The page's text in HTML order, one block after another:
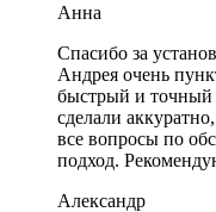
Анна
Спасибо за
Андрея очень
быстрый и точный
сделали
все вопросы по
подход.
Александр